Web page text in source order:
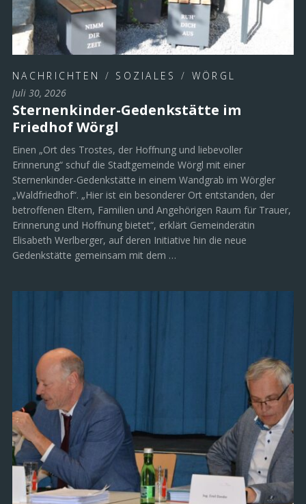
NACHRICHTEN / SOZIALES / WÖRGL
Juli 30, 2026
Sternenkinder-Gedenkstätte im
Friedhof Wörgl
Einen „Ort des Trostes, der Hoffnung und liebevoller
Erinnerung“ schuf die Stadtgemeinde Wörgl mit einer
Sternenkinder-Gedenkstätte in einem Wandgrab im Wörgler
„Waldfriedhof“. „Hier ist ein besonderer Ort entstanden, der
betroffenen Eltern, Familien und Angehörigen Raum für Trauer,
Erinnerung und Hoffnung bietet“, erklärt Gemeinderätin
Elisabeth Werlberger, auf deren Initiative hin die neue
Gedenkstätte gemeinsam mit dem …